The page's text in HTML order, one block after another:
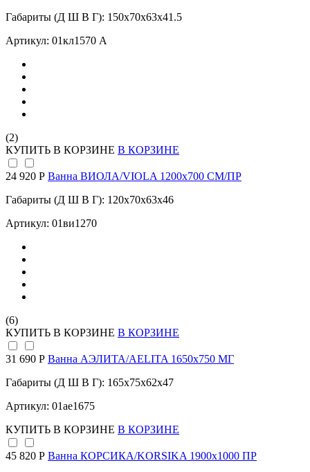
Габариты (Д Ш В Г): 150x70x63x41.5
Артикул: 01кл1570 А
(2)
КУПИТЬ В КОРЗИНЕ В КОРЗИНЕ
24 920 Р Ванна ВИОЛА/VIOLA 1200х700 СМ/ПР
Габариты (Д Ш В Г): 120x70x63x46
Артикул: 01ви1270
(6)
КУПИТЬ В КОРЗИНЕ В КОРЗИНЕ
31 690 Р Ванна АЭЛИТА/AELITA 1650х750 МГ
Габариты (Д Ш В Г): 165x75x62x47
Артикул: 01ае1675
КУПИТЬ В КОРЗИНЕ В КОРЗИНЕ
45 820 Р Ванна КОРСИКА/KORSIKA 1900х1000 ПР